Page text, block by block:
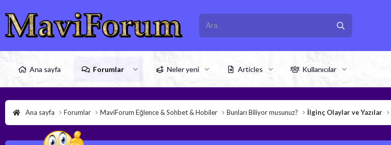
Ana sayfa Forumlar Neler yeni Articles Kullanıcılar
Ana sayfa Forumlar MaviForum Eğlence & Sohbet & Hobiler Bunları Biliyor musunuz? İlginç Olaylar ve Yazılar